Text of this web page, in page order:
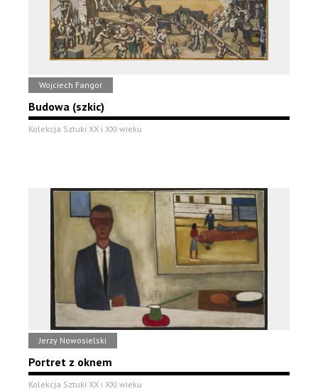
Wojciech Fangor
Budowa (szkic)
Kolekcja Sztuki XX i XXI wieku
Jerzy Nowosielski
Portret z oknem
Kolekcja Sztuki XX i XXI wieku